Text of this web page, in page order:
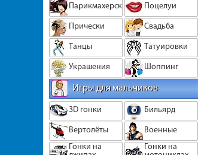
Парикмахерская
Поцелуи
Прически
Свадьба
Танцы
Татуировки
Украшения
Шоппинг
Игры для мальчиков
3D гонки
Бильярд
Вертолёты
Военные
Гонки на
Гонки на